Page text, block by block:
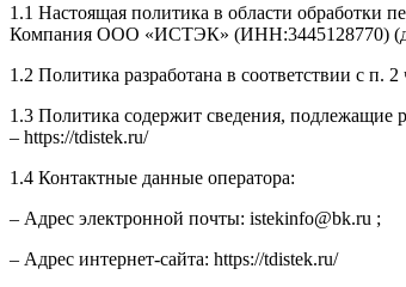
1.1 Настоящая политика в области обработки
Компания ООО «ИСТЭК» (ИНН:3445128770)
1.2 Политика разработана в соответствии с
1.3 Политика содержит сведения, подлежащие
– https://tdistek.ru/
1.4 Контактные данные оператора:
– Адрес электронной почты: istekinfo@bk.ru ;
– Адрес интернет-сайта: https://tdistek.ru/